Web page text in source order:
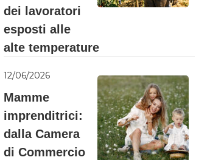
dei lavoratori
esposti alle
alte temperature
12/06/2026
Mamme
imprenditrici:
dalla Camera
di Commercio